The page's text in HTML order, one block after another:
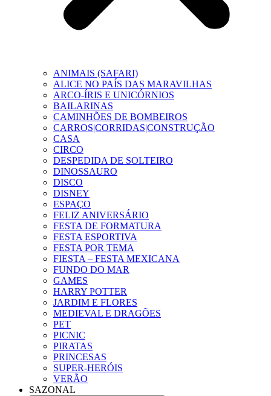
ANIMAIS (SAFARI)
ALICE NO PAÍS DAS MARAVILHAS
ARCO-ÍRIS E UNICÓRNIOS
BAILARINAS
CAMINHÕES DE BOMBEIROS
CARROS|CORRIDAS|CONSTRUÇÃO
CASA
CIRCO
DESPEDIDA DE SOLTEIRO
DINOSSAURO
DISCO
DISNEY
ESPAÇO
FELIZ ANIVERSÁRIO
FESTA DE FORMATURA
FESTA ESPORTIVA
FESTA POR TEMA
FIESTA – FESTA MEXICANA
FUNDO DO MAR
GAMES
HARRY POTTER
JARDIM E FLORES
MEDIEVAL E DRAGÕES
PET
PICNIC
PIRATAS
PRINCESAS
SUPER-HERÓIS
VERÃO
SAZONAL